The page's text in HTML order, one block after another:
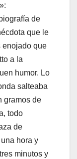
de
que le
enojado que
a la
humor. Lo
salteaba
gramos de
todo
de
hora y
minutos y